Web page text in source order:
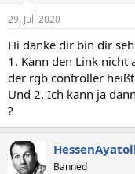
29. Juli 2020
Hi danke dir bin dir
1. Kann den Link
der rgb controller heißt
Und 2. Ich kann ja
?
Banned